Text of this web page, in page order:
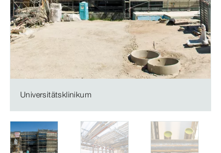
Universitätsklinikum